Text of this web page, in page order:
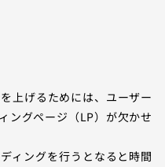
上げるためには、ユーザー
ングページ（LP）が欠かせ
ィングを行うとなると時間